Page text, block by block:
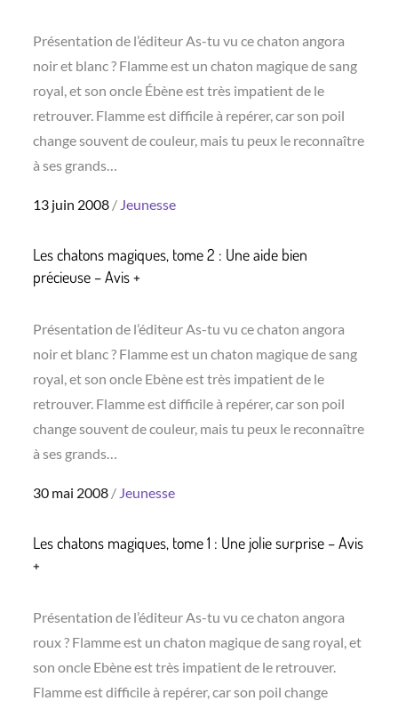
Présentation de l’éditeur As-tu vu ce chaton angora
noir et blanc ? Flamme est un chaton magique de sang
royal, et son oncle Ébène est très impatient de le
retrouver. Flamme est difficile à repérer, car son poil
change souvent de couleur, mais tu peux le reconnaître
à ses grands…
Posted
13 juin 2008 Jeunesse
Les chatons magiques, tome 2 : Une aide bien
précieuse – Avis +
Présentation de l’éditeur As-tu vu ce chaton angora
noir et blanc ? Flamme est un chaton magique de sang
royal, et son oncle Ebène est très impatient de le
retrouver. Flamme est difficile à repérer, car son poil
change souvent de couleur, mais tu peux le reconnaître
à ses grands…
Posted
30 mai 2008 Jeunesse
Les chatons magiques, tome 1 : Une jolie surprise – Avis
+
Présentation de l’éditeur As-tu vu ce chaton angora
roux ? Flamme est un chaton magique de sang royal, et
son oncle Ebène est très impatient de le retrouver.
Flamme est difficile à repérer, car son poil change